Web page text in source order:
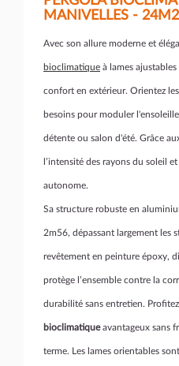
MANIVELLES - 24M2
Avec son allure moderne et
bioclimatique à lames
confort en extérieur. Orientez
besoins pour moduler
détente ou salon d'été. Grâce
l’intensité des rayons du soleil
autonome.
Sa structure robuste en
2m56, dépassant largement les
revêtement en peinture époxy,
protège l’ensemble contre la
durabilité sans entretien. Profitez
bioclimatiqueavantageux sans
terme. Les lames orientables